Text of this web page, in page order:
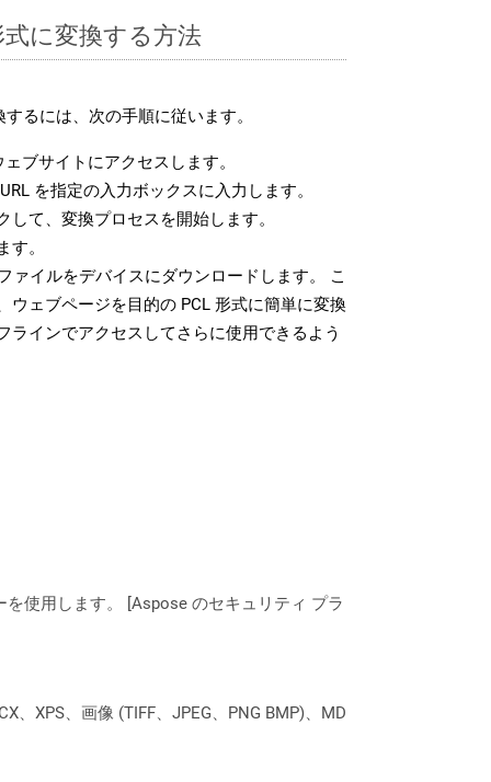
に変換する方法
るには、次の手順に従います。
ブサイトにアクセスします。
を指定の入力ボックスに入力します。
して、変換プロセスを開始します。
。
ァイルをデバイスにダウンロードします。 こ
ウェブページを目的の PCL 形式に簡単に変換
ラインでアクセスしてさらに使用できるよう
使用します。 [Aspose のセキュリティ プラ
XPS、画像 (TIFF、JPEG、PNG BMP)、MD